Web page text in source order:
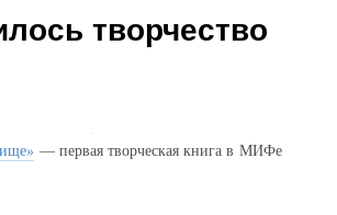
творчество
— первая творческая книга в МИФе